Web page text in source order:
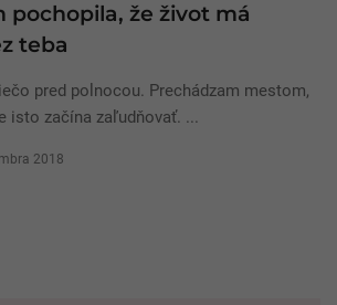
pochopila, že život má
teba
pred polnocou. Prechádzam mestom,
isto začína zaľudňovať. ...
2018